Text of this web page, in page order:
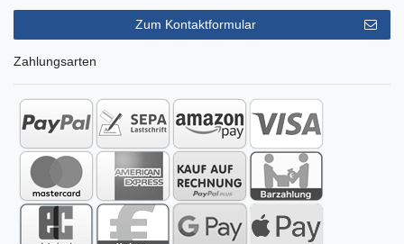
Zum Kontaktformular
Zahlungsarten